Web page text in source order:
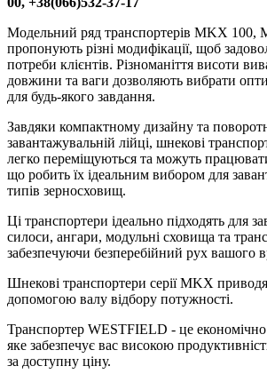
Модельний ряд транспортерів MKX 100,
пропонують різні модифікації, щоб
потреби клієнтів. Різноманіття висоти
довжини та ваги дозволяють вибрати
для будь-якого завдання.
Завдяки компактному дизайну та
завантажувальній лійці, шнекові
легко переміщуються та можуть
що робить їх ідеальним вибором для
типів зерносховищ.
Ці транспортери ідеально підходять для
силоси, ангари, модульні сховища та
забезпечуючи безперебійний рух вашого
Шнекові транспортери серії MKX
допомогою валу відбору потужності.
Транспортер WESTFIELD - це економічно
яке забезпечує вас високою
за доступну ціну.